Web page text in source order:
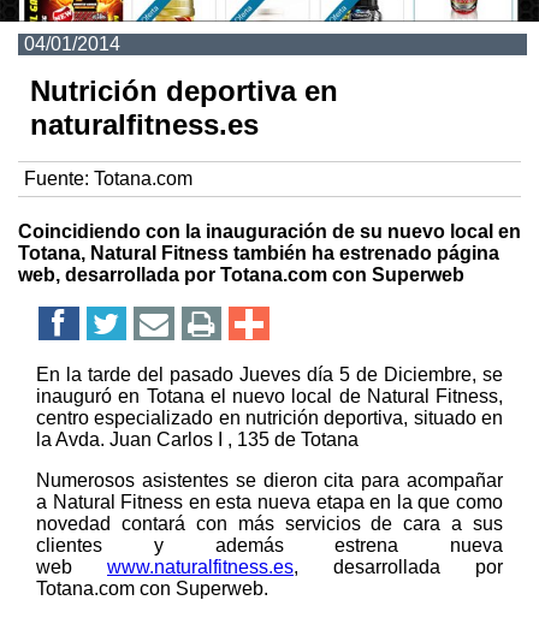
04/01/2014
Nutrición deportiva en
naturalfitness.es
Fuente: Totana.com
Coincidiendo con la inauguración de su nuevo local en
Totana, Natural Fitness también ha estrenado página
web, desarrollada por Totana.com con Superweb
En la tarde del pasado Jueves día 5 de Diciembre, se
inauguró en Totana el nuevo local de Natural Fitness,
centro especializado en nutrición deportiva, situado en
la Avda. Juan Carlos I , 135 de Totana
Numerosos asistentes se dieron cita para acompañar
a Natural Fitness en esta nueva etapa en la que como
novedad contará con más servicios de cara a sus
clientes y además estrena nueva
web www.naturalfitness.es, desarrollada por
Totana.com con Superweb.